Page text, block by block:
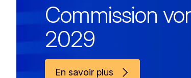
Commission
2029
En savoir plus